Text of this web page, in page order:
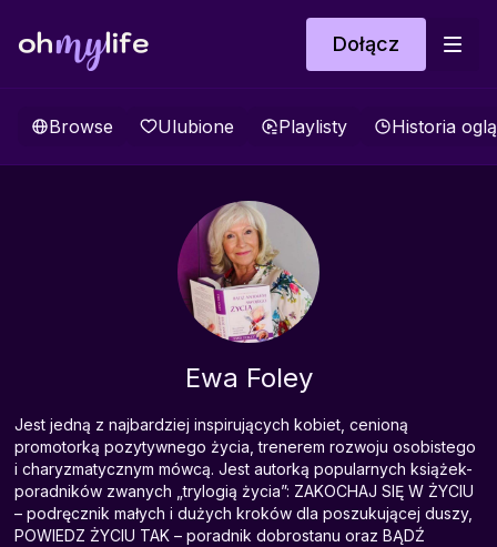
Dołącz
Browse Ulubione Playlisty Historia
Ewa Foley
Jest jedną z najbardziej inspirujących kobiet, cenioną
promotorką pozytywnego życia, trenerem rozwoju osobistego
i charyzmatycznym mówcą. Jest autorką popularnych książek-
poradników zwanych „trylogią życia”: ZAKOCHAJ SIĘ W ŻYCIU
– podręcznik małych i dużych kroków dla poszukującej duszy,
POWIEDZ ŻYCIU TAK – poradnik dobrostanu oraz BĄDŹ